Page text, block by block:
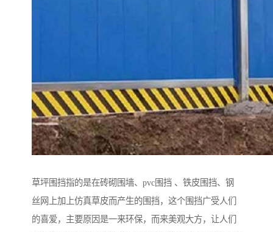
草坪围挡指的是在砖砌围墙、pvc围挡 、铁皮围挡、钢
丝网上加上仿真草皮而产生的围挡，这个围挡广受人们
的喜爱，主要原因是一来环保，而来美观大方，让人们